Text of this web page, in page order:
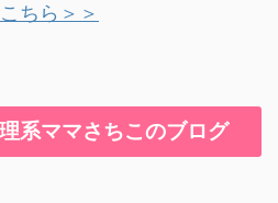
ちら＞＞
系ママさちこのブログ